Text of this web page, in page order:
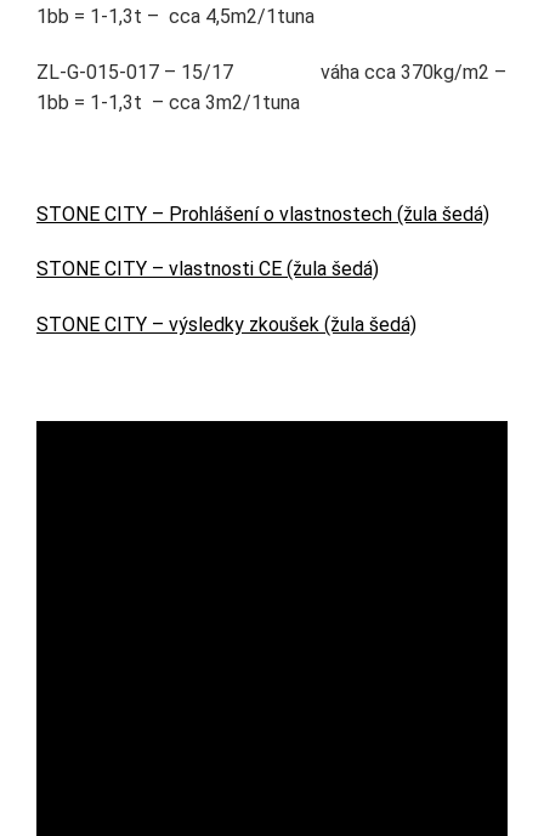
1bb = 1-1,3t – cca 4,5m2/1tuna
ZL-G-015-017 – 15/17 váha cca 370kg/m2 –
1bb = 1-1,3t – cca 3m2/1tuna
STONE CITY – Prohlášení o vlastnostech (žula šedá)
STONE CITY – vlastnosti CE (žula šedá)
STONE CITY – výsledky zkoušek (žula šedá)